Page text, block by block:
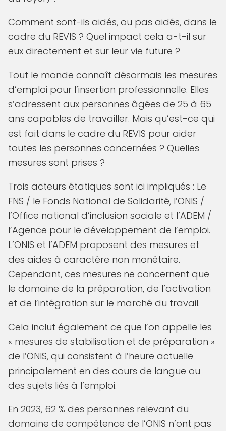
Comment sont-ils aidés, ou pas aidés, dans le
cadre du REVIS ? Quel impact cela a-t-il sur
eux directement et sur leur vie future ?
Tout le monde connaît désormais les mesures
d’emploi pour l’insertion professionnelle. Elles
s’adressent aux personnes âgées de 25 à 65
ans capables de travailler. Mais qu’est-ce qui
est fait dans le cadre du REVIS pour aider
toutes les personnes concernées ? Quelles
mesures sont prises ?
Trois acteurs étatiques sont ici impliqués : Le
FNS / le Fonds National de Solidarité, l’ONIS /
l’Office national d’inclusion sociale et l’ADEM /
l’Agence pour le développement de l’emploi.
L’ONIS et l’ADEM proposent des mesures et
des aides à caractère non monétaire.
Cependant, ces mesures ne concernent que
le domaine de la préparation, de l’activation
et de l’intégration sur le marché du travail.
Cela inclut également ce que l’on appelle les
« mesures de stabilisation et de préparation »
de l’ONIS, qui consistent à l’heure actuelle
principalement en des cours de langue ou
des sujets liés à l’emploi.
En 2023, 62 % des personnes relevant du
domaine de compétence de l’ONIS n’ont pas